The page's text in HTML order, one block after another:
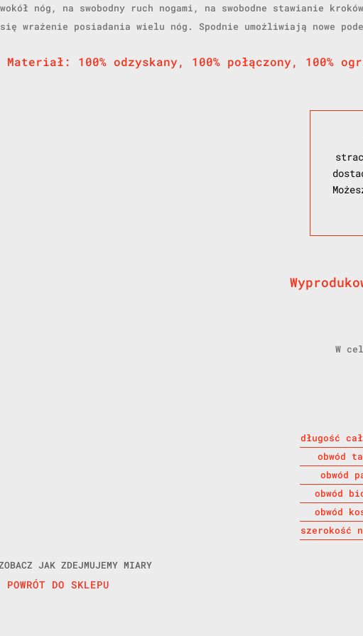
wokół nóg, na swobodny ruch nogami, na swobodne stawianie
się wrażenie posiadania wielu nóg. Spodnie umożliwiają nowe
Materiał: 100% odzyskany, 100% połączony, 100%
W
długość
obwód
obwód
obwód
obwód
szerokość
JAK ZDEJMUJEMY MIARY
POWRÓT DO SKLEPU